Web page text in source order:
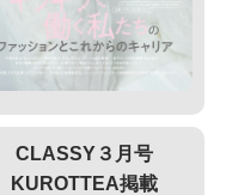
CLASSY３月号
KUROTTEA掲載